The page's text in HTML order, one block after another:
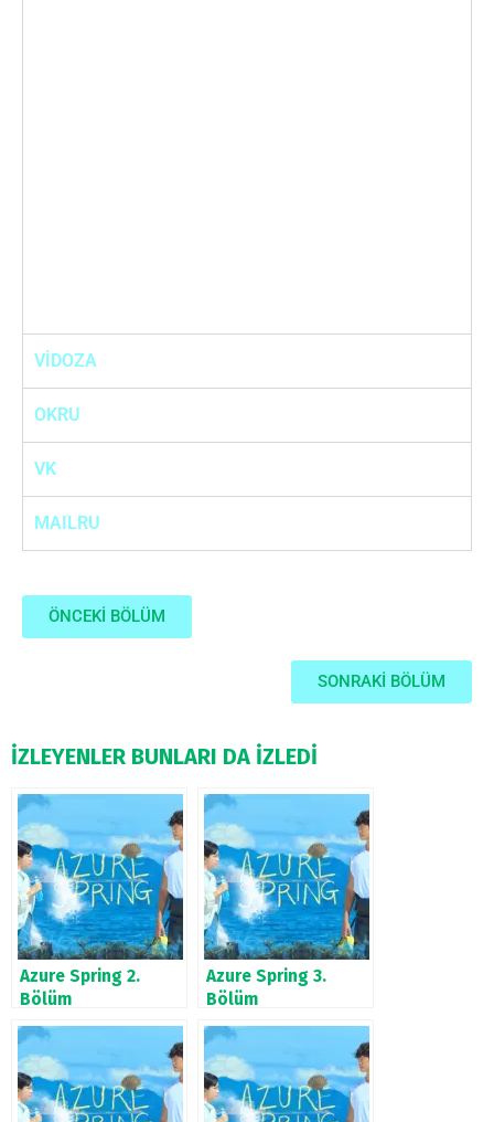
VİDOZA
OKRU
VK
MAILRU
ÖNCEKİ BÖLÜM
SONRAKİ BÖLÜM
İZLEYENLER BUNLARI DA İZLEDİ
Azure Spring 2.
Bölüm
Azure Spring 3.
Bölüm